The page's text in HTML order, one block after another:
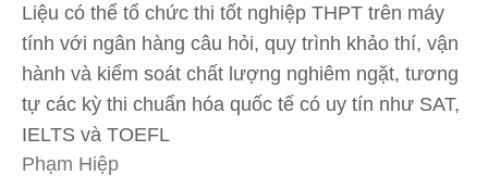
Liệu có thể tổ chức thi tốt nghiệp THPT trên máy
tính với ngân hàng câu hỏi, quy trình khảo thí, vận
hành và kiểm soát chất lượng nghiêm ngặt, tương
tự các kỳ thi chuẩn hóa quốc tế có uy tín như SAT,
IELTS và TOEFL
Phạm Hiệp